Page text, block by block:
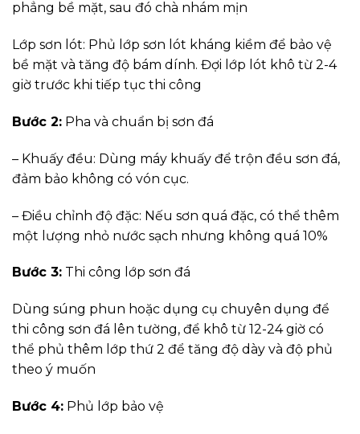
phẳng bề mặt, sau đó chà nhám mịn
Lớp sơn lót: Phủ lớp sơn lót kháng kiềm để bảo vệ
bề mặt và tăng độ bám dính. Đợi lớp lót khô từ 2-4
giờ trước khi tiếp tục thi công
Bước 2: Pha và chuẩn bị sơn đá
– Khuấy đều: Dùng máy khuấy để trộn đều sơn đá,
đảm bảo không có vón cục.
– Điều chỉnh độ đặc: Nếu sơn quá đặc, có thể thêm
một lượng nhỏ nước sạch nhưng không quá 10%
Bước 3: Thi công lớp sơn đá
Dùng súng phun hoặc dụng cụ chuyên dụng để
thi công sơn đá lên tường, để khô từ 12-24 giờ có
thể phủ thêm lớp thứ 2 để tăng độ dày và độ phủ
theo ý muốn
Bước 4: Phủ lớp bảo vệ